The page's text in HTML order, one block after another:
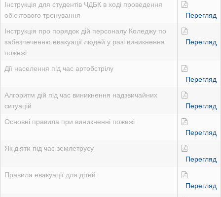
Інструкція для студентів ЧДБК в ході проведення
об'єктового тренування
Перегляд
Інструкція про порядок дій персоналу Коледжу по
забезпеченню евакуації людей у разі виникнення
пожежі
Перегляд
Дії населення під час артобстрілу
Перегляд
Алгоритм дій під час виникнення надзвичайних
ситуацій
Перегляд
Основні правила при виникненні пожежі
Перегляд
Як діяти під час землетрусу
Перегляд
Правила евакуації для дітей
Перегляд